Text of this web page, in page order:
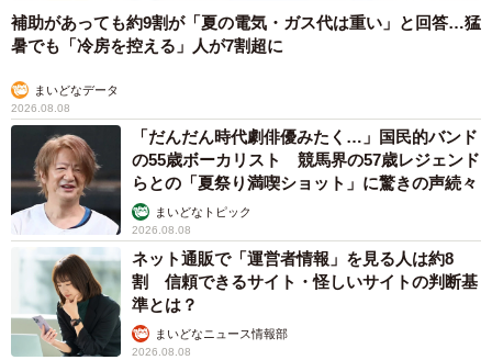
補助があっても約9割が「夏の電気・ガス代は重い」と回答…猛
暑でも「冷房を控える」人が7割超に
まいどなデータ
2026.08.08
「だんだん時代劇俳優みたく…」国民的バンド
の55歳ボーカリスト 競馬界の57歳レジェンド
らとの「夏祭り満喫ショット」に驚きの声続々
まいどなトピック
2026.08.08
ネット通販で「運営者情報」を見る人は約8
割 信頼できるサイト・怪しいサイトの判断基
準とは？
まいどなニュース情報部
2026.08.08